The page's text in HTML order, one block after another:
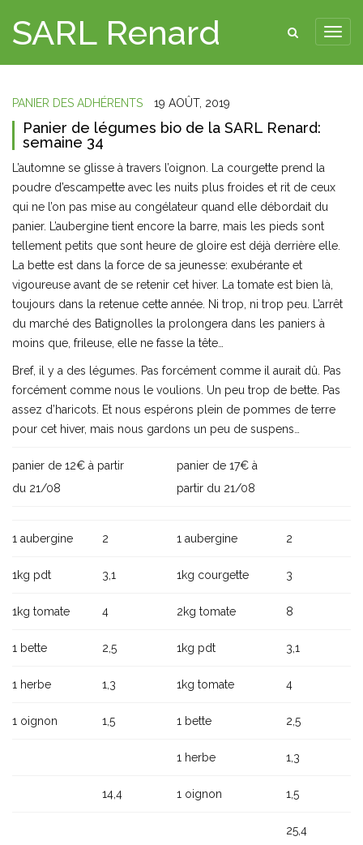
SARL Renard
PANIER DES ADHÉRENTS 19 AOÛT, 2019
Panier de légumes bio de la SARL Renard:
semaine 34
L’automne se glisse à travers l’oignon. La courgette prend la
poudre d’escampette avec les nuits plus froides et rit de ceux
qui ne l’on pas mise au congélateur quand elle débordait du
panier. L’aubergine tient encore la barre, mais les pieds sont
tellement petits que sont heure de gloire est déjà derrière elle.
La bette est dans la force de sa jeunesse: exubérante et
vigoureuse avant de se retenir cet hiver. La tomate est bien là,
toujours dans la retenue cette année. Ni trop, ni trop peu. L’arrêt
du marché des Batignolles la prolongera dans les paniers à
moins que, frileuse, elle ne fasse la tête…
Bref, il y a des légumes. Pas forcément comme il aurait dû. Pas
forcément comme nous le voulions. Un peu trop de bette. Pas
assez d’haricots. Et nous espérons plein de pommes de terre
pour cet hiver, mais nous gardons un peu de suspens…
panier de 12€ à partir
du 21/08
panier de 17€ à
partir du 21/08
1 aubergine 2 1 aubergine 2
1kg pdt 3,1 1kg courgette 3
1kg tomate 4 2kg tomate 8
1 bette 2,5 1kg pdt 3,1
1 herbe 1,3 1kg tomate 4
1 oignon 1,5 1 bette 2,5
1 herbe 1,3
14,4 1 oignon 1,5
25,4